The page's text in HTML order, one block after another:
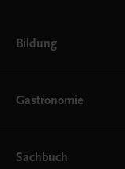
Bildung
AHS
EWF/ZWF
FW
Gastronomie
Getränke
Sachbuch